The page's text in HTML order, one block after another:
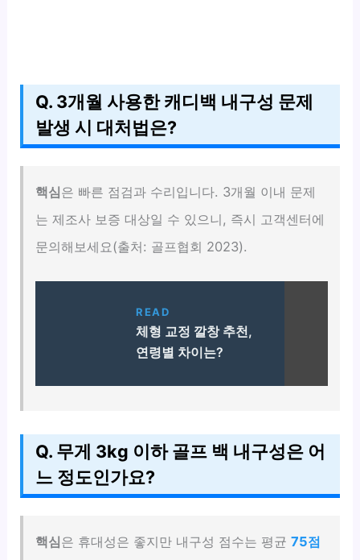
Q. 3개월 사용한 캐디백 내구성 문제
발생 시 대처법은?
핵심은 빠른 점검과 수리입니다. 3개월 이내 문제
는 제조사 보증 대상일 수 있으니, 즉시 고객센터에
문의해보세요(출처: 골프협회 2023).
READ
체형 교정 깔창 추천,
연령별 차이는?
Q. 무게 3kg 이하 골프 백 내구성은 어
느 정도인가요?
핵심은 휴대성은 좋지만 내구성 점수는 평균75점